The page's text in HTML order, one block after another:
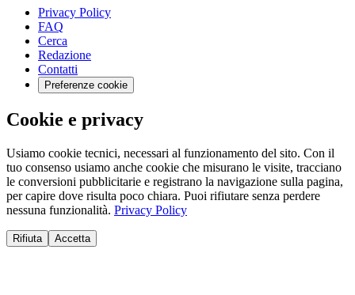
Privacy Policy
FAQ
Cerca
Redazione
Contatti
Preferenze cookie
Cookie e privacy
Usiamo cookie tecnici, necessari al funzionamento del sito. Con il
tuo consenso usiamo anche cookie che misurano le visite, tracciano
le conversioni pubblicitarie e registrano la navigazione sulla pagina,
per capire dove risulta poco chiara. Puoi rifiutare senza perdere
nessuna funzionalità. Privacy Policy
Rifiuta Accetta